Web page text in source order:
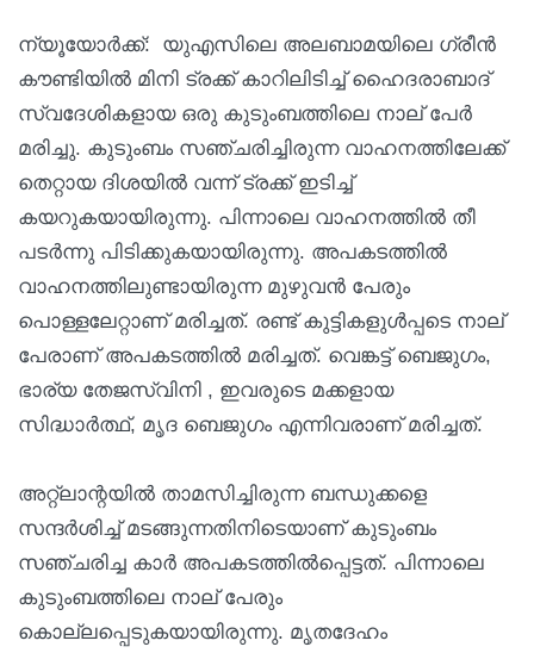
ന്യൂയോര്‍ക്ക്: യുഎസിലെ അലബാമയിലെ ഗ്രീന്‍
കൗണ്ടിയില്‍ മിനി ട്രക്ക് കാറിലിടിച്ച് ഹൈദരാബാദ്
സ്വദേശികളായ ഒരു കുടുംബത്തിലെ നാല് പേര്‍
മരിച്ചു. കുടുംബം സഞ്ചരിച്ചിരുന്ന വാഹനത്തിലേക്ക്
തെറ്റായ ദിശയില്‍ വന്ന് ട്രക്ക് ഇടിച്ച്
കയറുകയായിരുന്നു. പിന്നാലെ വാഹനത്തില്‍ തീ
പടര്‍ന്നു പിടിക്കുകയായിരുന്നു. അപകടത്തിൽ
വാഹനത്തിലുണ്ടായിരുന്ന മുഴുവന്‍ പേരും
പൊള്ളലേറ്റാണ് മരിച്ചത്. രണ്ട് കുട്ടികളുൾപ്പടെ നാല്
പേരാണ് അപകടത്തിൽ മരിച്ചത്. വെങ്കട്ട് ബെജുഗം,
ഭാര്യ തേജസ്വിനി , ഇവരുടെ മക്കളായ
സിദ്ധാര്‍ത്ഥ്, മൃദ ബെജുഗം എന്നിവരാണ് മരിച്ചത്.
അറ്റ്‌ലാന്റയില്‍ താമസിച്ചിരുന്ന ബന്ധുക്കളെ
സന്ദര്‍ശിച്ച് മടങ്ങുന്നതിനിടെയാണ് കുടുംബം
സഞ്ചരിച്ച കാര്‍ അപകടത്തില്‍പ്പെട്ടത്. പിന്നാലെ
കുടുംബത്തിലെ നാല് പേരും
കൊല്ലപ്പെടുകയായിരുന്നു. മൃതദേഹം